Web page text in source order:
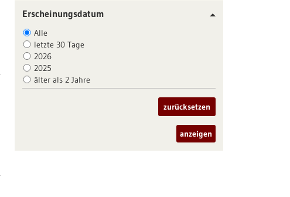
Erscheinungsdatum
Alle
letzte 30 Tage
2026
2025
älter als 2 Jahre
zurücksetzen
anzeigen